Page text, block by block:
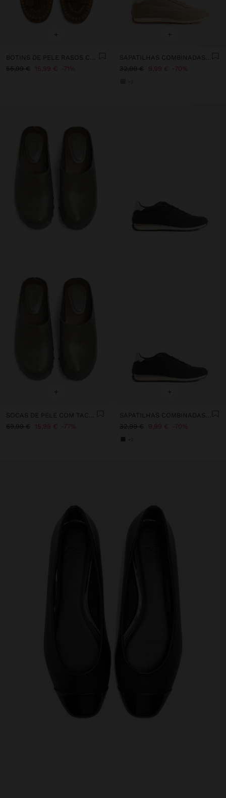
+
BOTINS DE PELE RASOS COM FRANJAS
55,99 €
15,99 € 71%
+
SAPATILHAS COMBINADAS NYLON
32,99 €
9,99 € 70%
+
69,99 €
15,99 € 77%
+
32,99 €
9,99 € 70%